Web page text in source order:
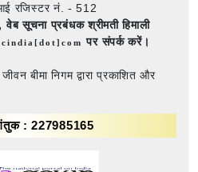
रजिस्टर नं. - 512
वेब सूचना प्रबंधक श्रीमती हिमाली
पर संपर्क करें।
बीमा निगम द्वारा प्रकाशित और
: 227985165